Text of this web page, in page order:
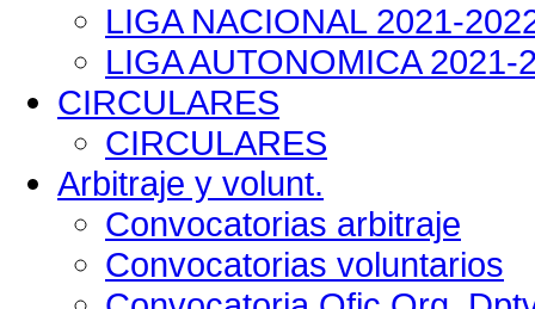
LIGA NACIONAL 2021-
LIGA AUTONOMICA 2021-
CIRCULARES
CIRCULARES
Arbitraje y volunt.
Convocatorias arbitraje
Convocatorias voluntarios